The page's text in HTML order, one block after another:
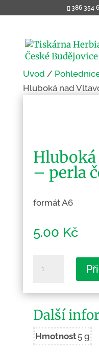
386 354
Úvod /
Hluboká nad
– perla
formát A6
5.00 Kč
perla
českého
jihu
Další
Hmotnost5 g